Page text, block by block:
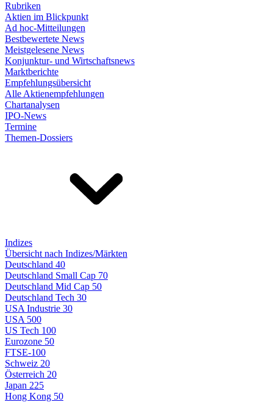
Rubriken
Aktien im Blickpunkt
Ad hoc-Mitteilungen
Bestbewertete News
Meistgelesene News
Konjunktur- und Wirtschaftsnews
Marktberichte
Empfehlungsübersicht
Alle Aktienempfehlungen
Chartanalysen
IPO-News
Termine
Themen-Dossiers
Indizes
Übersicht nach Indizes/Märkten
Deutschland 40
Deutschland Small Cap 70
Deutschland Mid Cap 50
Deutschland Tech 30
USA Industrie 30
USA 500
US Tech 100
Eurozone 50
FTSE-100
Schweiz 20
Österreich 20
Japan 225
Hong Kong 50